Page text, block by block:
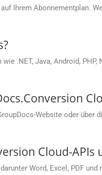
Ihrem Abonnementplan.
.NET, Java, Android, PHP,
Website oder über
Cloud-APIs
Word, Excel, PDF